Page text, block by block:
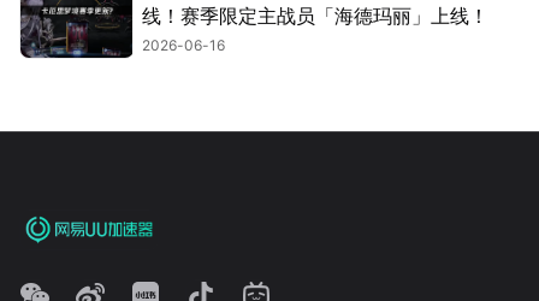
线！赛季限定主战员「海德玛丽」上线！
2026-06-16